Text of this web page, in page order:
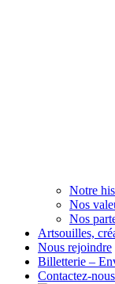
Notre
Nos
Nos
Artsouilles,
Nous rejoindre
Billetterie –
Contactez-nous